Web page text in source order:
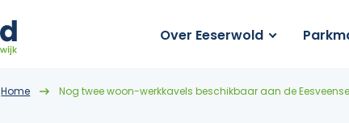
Over Eeserwold
Home Nog twee woon-werkkavels beschikbaar aan de